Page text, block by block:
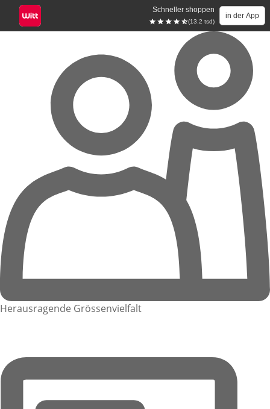
Schneller shoppen
(13.2 tsd)
in der App
Herausragende Grössenvielfalt